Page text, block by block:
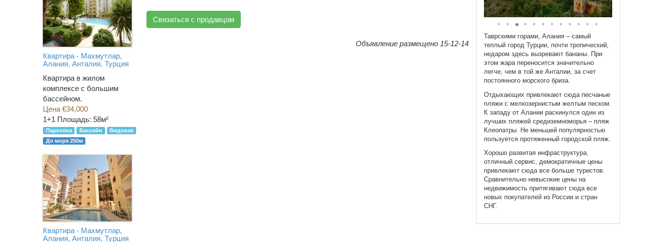
Связаться с продавцом
Объявление размещено 15-12-14
Таврскими горами, Алания – самый
теплый город Турции, почти тропический,
недаром здесь вызревают бананы. При
этом жара переносится значительно
легче, чем в той же Анталии, за счет
постоянного морского бриза.
Отдыхающих привлекают сюда песчаные
пляжи с мелкозернистым желтым песком.
К западу от Алании раскинулся один из
лучших пляжей средиземноморья – пляж
Клеопатры. Не меньшей популярностью
пользуется протяженный городской пляж.
Хорошо развитая инфраструктура,
отличный сервис, демократичные цены
привлекают сюда все больше туристов.
Сравнительно невысокие цены на
недвижимость притягивают сюда все
новых покупателей из России и стран
СНГ.
Квартира - Махмутлар,
Алания, Анталия, Турция
Квартира в жилом
комплексе с большим
бассейном.
Цена €34,000
1+1 Площадь: 58м²
Парковка Бассейн
Видовая
До моря 250м
Квартира - Махмутлар,
Алания, Анталия, Турция